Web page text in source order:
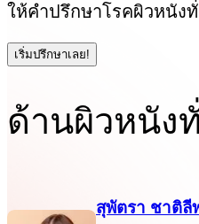
ให้คำปรึกษาโรคผิวหนัง
เริ่มปรึกษาเลย!
ด้านผิวหนัง
สุพัตรา ชาติลี